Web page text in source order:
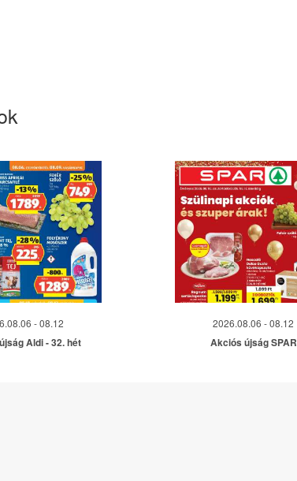
- 08.12
Aldi - 32. hét
2026.08.06 - 08.12
Akciós újság SPAR